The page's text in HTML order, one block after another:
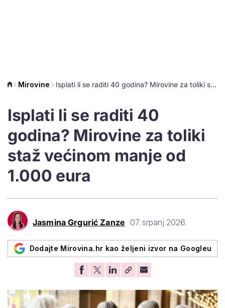
Mirovine Isplati li se raditi 40 godina? Mirovine za toliki staž većinom manje od 1.000 eura
Isplati li se raditi 40
godina? Mirovine za toliki
staž većinom manje od
1.000 eura
Jasmina Grgurić Zanze 07. srpanj 2026.
Dodajte Mirovina.hr kao željeni izvor na Googleu